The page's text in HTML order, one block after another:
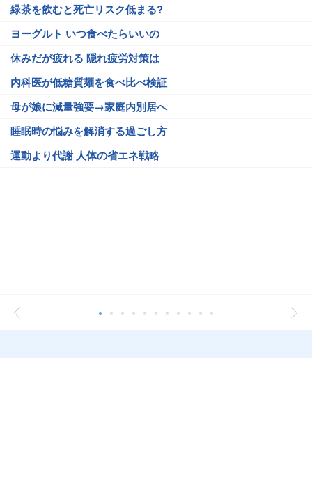
緑茶を飲むと死亡リスク低まる?
ヨーグルト いつ食べたらいいの
休みだが疲れる 隠れ疲労対策は
内科医が低糖質麺を食べ比べ検証
母が娘に減量強要→家庭内別居へ
睡眠時の悩みを解消する過ごし方
運動より代謝 人体の省エネ戦略